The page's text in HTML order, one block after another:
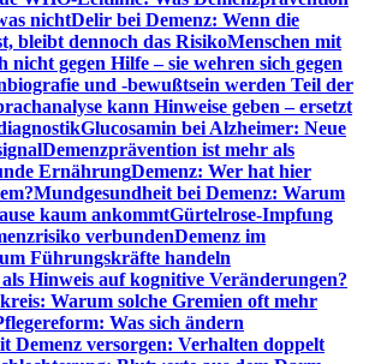
nichtDelir bei Demenz: Wenn die
bleibt dennoch das RisikoMenschen mit
nicht gegen Hilfe – sie wehren sich gegen
und -bewußtsein werden Teil der
kann Hinweise geben – ersetzt
Glucosamin bei Alzheimer: Neue
Demenzprävention ist mehr als
ErnährungDemenz: Wer hat hier
Mundgesundheit bei Demenz: Warum
kaum ankommtGürtelrose-Impfung
verbundenDemenz im
Führungskräfte handeln
Hinweis auf kognitive Veränderungen?
Warum solche Gremien oft mehr
Was sich ändern
Demenz versorgen: Verhalten doppelt